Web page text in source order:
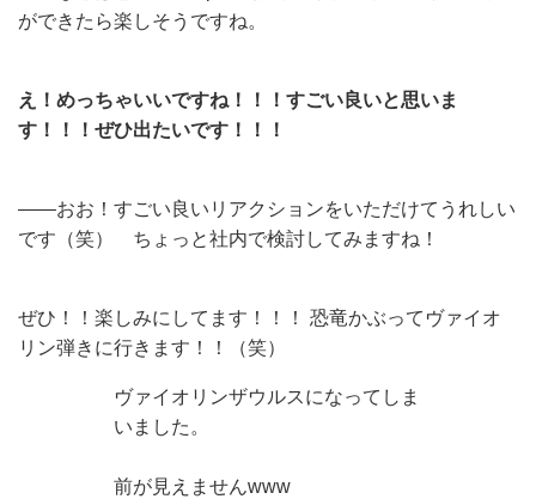
ができたら楽しそうですね。
え！めっちゃいいですね！！！すごい良いと思いま
す！！！ぜひ出たいです！！！
——おお！すごい良いリアクションをいただけてうれしい
です（笑） ちょっと社内で検討してみますね！
ぜひ！！楽しみにしてます！！！ 恐竜かぶってヴァイオ
リン弾きに行きます！！（笑）
ヴァイオリンザウルスになってしま
いました。
前が見えませんwww